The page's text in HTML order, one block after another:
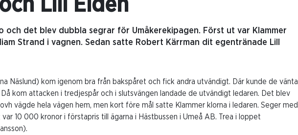
Lill Elden
och det blev dubbla segrar för Umåkerekipagen. Först ut var Klammer
Strand i vagnen. Sedan satte Robert Kärrman dit egentränade Lill
Näslund) kom igenom bra från bakspåret och fick andra utvändigt. Där kunde de vänta
kom attacken i tredjespår och i slutsvängen landade de utvändigt ledaren. Det blev
vägde hela vägen hem, men kort före mål satte Klammer klorna i ledaren. Seger med
var 10 000 kronor i förstapris till ägarna i Hästbussen i Umeå AB. Trea i loppet